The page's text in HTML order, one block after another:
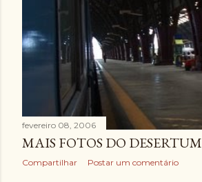
fevereiro 08, 2006
MAIS FOTOS DO DESERTUM
Compartilhar Postar um comentário